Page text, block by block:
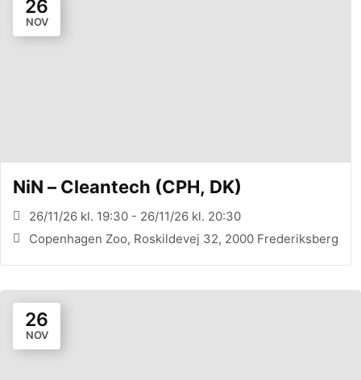
26
NOV
NiN – Cleantech (CPH, DK)
26/11/26 kl. 19:30 - 26/11/26 kl. 20:30
Copenhagen Zoo, Roskildevej 32, 2000 Frederiksberg
26
NOV